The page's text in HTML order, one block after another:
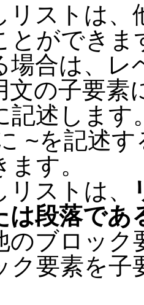
リストは、
とができま
場合は、レ
文の子要素
記述します
~を記述
す。
ストは、
は段落であ
のブロック
ク要素を子